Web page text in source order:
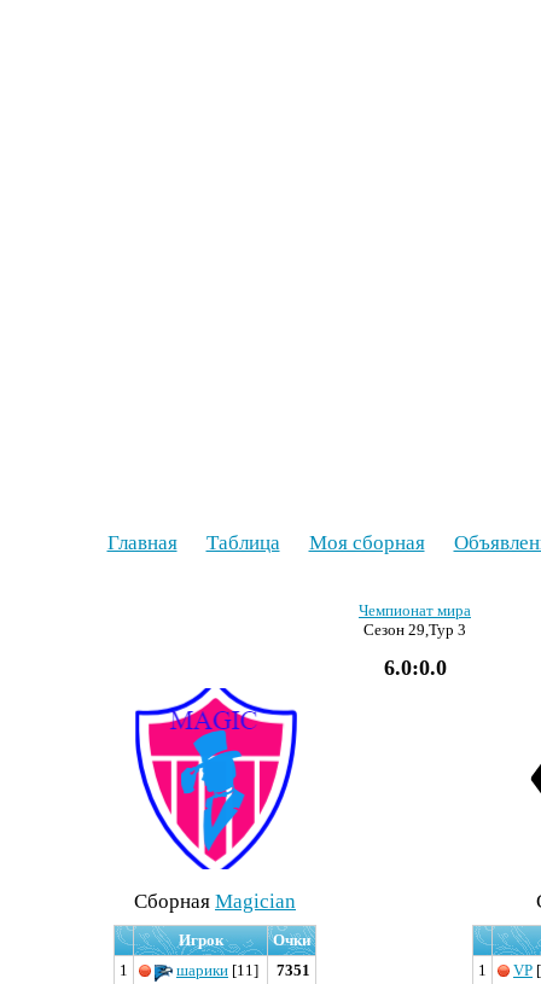
Главная Таблица Моя сборная
Чемпионат мира
Сезон 29,Тур 3
6.0:0.0
Cборная Magician
Игрок
Очки
1
шарики [11] 7351 1 VP